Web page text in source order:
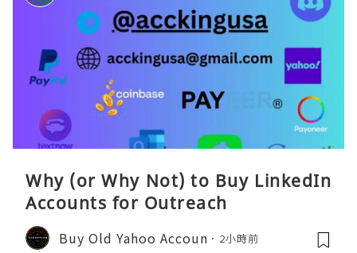
Why (or Why Not) to Buy LinkedIn
Accounts for Outreach
Buy Old Yahoo Accoun 2小時前